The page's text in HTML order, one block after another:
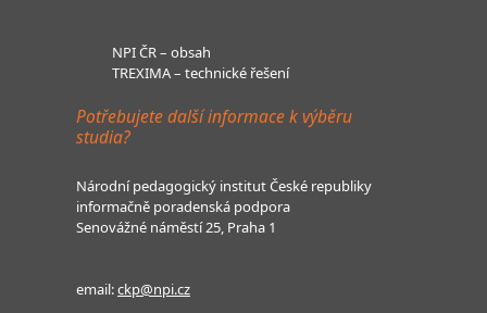
NPI ČR – obsah
TREXIMA – technické řešení
Potřebujete další informace k výběru
studia?
Národní pedagogický institut České republiky
informačně poradenská podpora
Senovážné náměstí 25, Praha 1
email:ckp@npi.cz